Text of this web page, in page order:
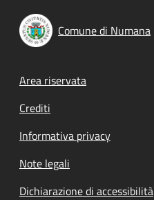
Comune di Numana
Footer menu
Area riservata
Crediti
Informativa privacy
Note legali
Dichiarazione di accessibilità